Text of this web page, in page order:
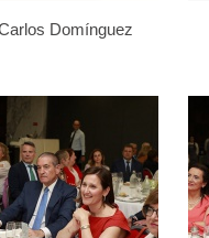
Domínguez